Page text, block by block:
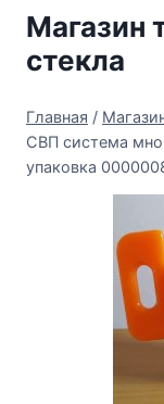
Перейти
содержимому
Магазин
стекла
Главная /
СВП система
упаковка